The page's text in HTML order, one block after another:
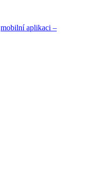
mobilní aplikaci –